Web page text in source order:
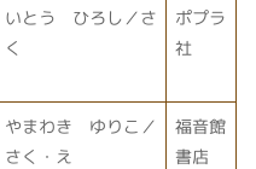
いとう ひろし／さ
く
ポプラ
社
やまわき ゆりこ／
さく・え
福音館
書店